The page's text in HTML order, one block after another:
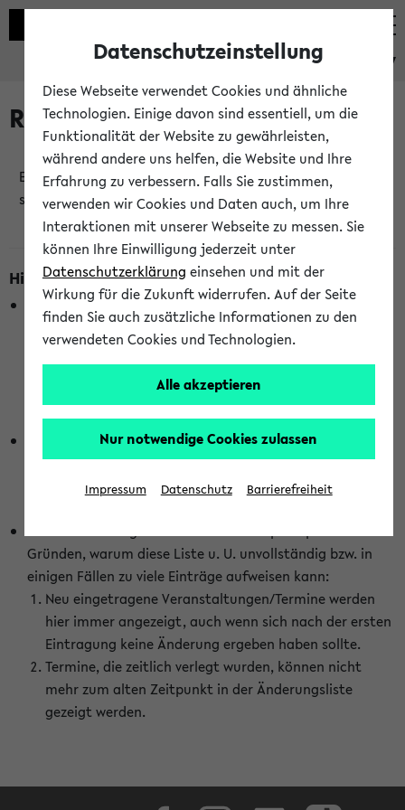
eKVV
Raumänderungen
Es wurden keine Raumänderungen an jetzt
stattfindenden Veranstaltungen gefunden!
Hinweise zur Liste der Raumänderungen
In dieser Liste werden nur Veranstaltungstermine
berücksichtigt, die gerade oder innerhalb der nächsten 2
Stunden stattfinden. Berücksichtigt werden nur Termine,
wurden. Die Anzeige ist semesterübergreifend und nicht
abhängig vom im eKVV gewählten Semester.
Die hier gezeigte Liste von Raumänderungen kann nur
vollständig sein, wenn den Fakultäten von den Lehrenden
die Änderungen zeitnah mitgeteilt und diese Änderungen
Gründen, warum diese Liste u. U. unvollständig bzw. in
einigen Fällen zu viele Einträge aufweisen kann:
Neu eingetragene Veranstaltungen/Termine werden
hier immer angezeigt, auch wenn sich nach der ersten
Eintragung keine Änderung ergeben haben sollte.
Termine, die zeitlich verlegt wurden, können nicht
mehr zum alten Zeitpunkt in der Änderungsliste
gezeigt werden.
Datenschutzeinstellung
Diese Webseite verwendet Cookies und ähnliche
Technologien. Einige davon sind essentiell, um die
Funktionalität der Website zu gewährleisten,
während andere uns helfen, die Website und Ihre
Erfahrung zu verbessern. Falls Sie zustimmen,
verwenden wir Cookies und Daten auch, um Ihre
Interaktionen mit unserer Webseite zu messen. Sie
können Ihre Einwilligung jederzeit unter
Datenschutzerklärung einsehen und mit der
Wirkung für die Zukunft widerrufen. Auf der Seite
finden Sie auch zusätzliche Informationen zu den
verwendeten Cookies und Technologien.
Alle akzeptieren
Nur notwendige Cookies zulassen
Impressum Datenschutz Barrierefreiheit